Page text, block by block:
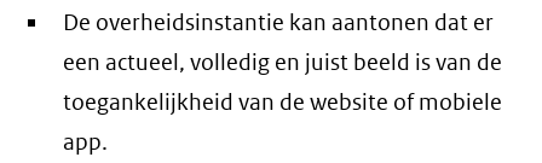
De overheidsinstantie kan aantonen dat er
een actueel, volledig en juist beeld is van de
toegankelijkheid van de website of mobiele
app.